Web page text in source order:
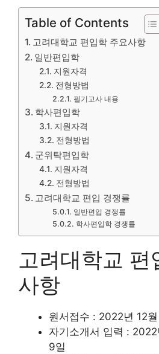
Table of Contents
고려대학교 편입학 주요사항
일반편입학
지원자격
전형방법
필기고사 내용
학사편입학
지원자격
전형방법
군위탁편입학
지원자격
전형방법
고려대학교 편입 경쟁률
일반편입 경쟁률
학사편입학 경쟁률
고려대학교 편
사항
원서접수 : 2022년 12
자기소개서 입력 :
9일